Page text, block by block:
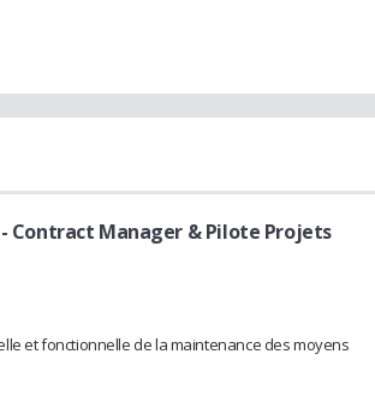
- Contract Manager & Pilote Projets
et fonctionnelle de la maintenance des moyens